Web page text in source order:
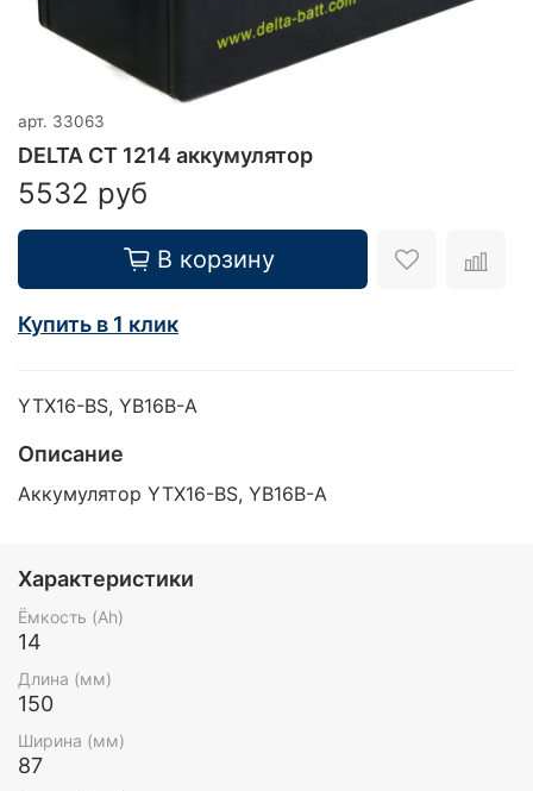
арт. 33063
DELTA CT 1214 аккумулятор
5532 руб
В корзину
Купить в 1 клик
YTX16-BS, YB16B-A
Описание
Аккумулятор YTX16-BS, YB16B-A
Характеристики
Ёмкость (Ah)
14
Длина (мм)
150
Ширина (мм)
87